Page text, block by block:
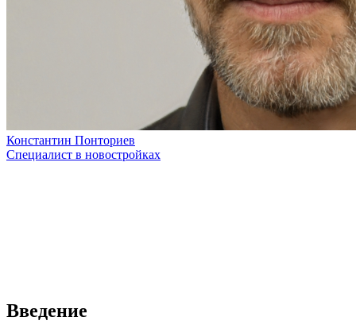
Константин Понториев
Специалист в новостройках
Введение